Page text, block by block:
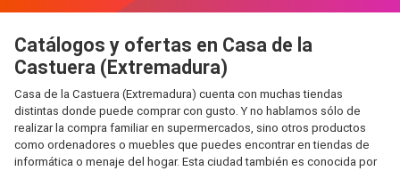
Catálogos y ofertas en Casa de la
Castuera (Extremadura)
Casa de la Castuera (Extremadura) cuenta con muchas tiendas
distintas donde puede comprar con gusto. Y no hablamos sólo de
realizar la compra familiar en supermercados, sino otros productos
como ordenadores o muebles que puedes encontrar en tiendas de
informática o menaje del hogar. Esta ciudad también es conocida por